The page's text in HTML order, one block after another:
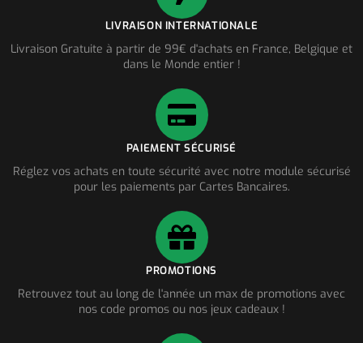
LIVRAISON INTERNATIONALE
Livraison Gratuite à partir de 99€ d'achats en France, Belgique et
dans le Monde entier !
PAIEMENT SÉCURISÉ
Réglez vos achats en toute sécurité avec notre module sécurisé
pour les paiements par Cartes Bancaires.
PROMOTIONS
Retrouvez tout au long de l'année un max de promotions avec
nos code promos ou nos jeux cadeaux !